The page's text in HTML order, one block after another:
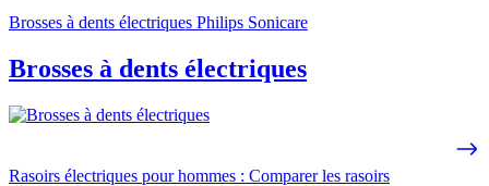
Brosses à dents électriques Philips Sonicare
Brosses à dents électriques
Rasoirs électriques pour hommes : Comparer les rasoirs